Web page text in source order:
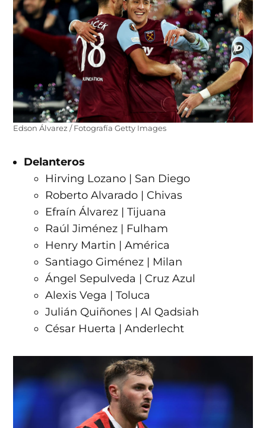
Edson Álvarez / Fotografía Getty Images
Delanteros
Hirving Lozano | San Diego
Roberto Alvarado | Chivas
Efraín Álvarez | Tijuana
Raúl Jiménez | Fulham
Henry Martin | América
Santiago Giménez | Milan
Ángel Sepulveda | Cruz Azul
Alexis Vega | Toluca
Julián Quiñones | Al Qadsiah
César Huerta | Anderlecht